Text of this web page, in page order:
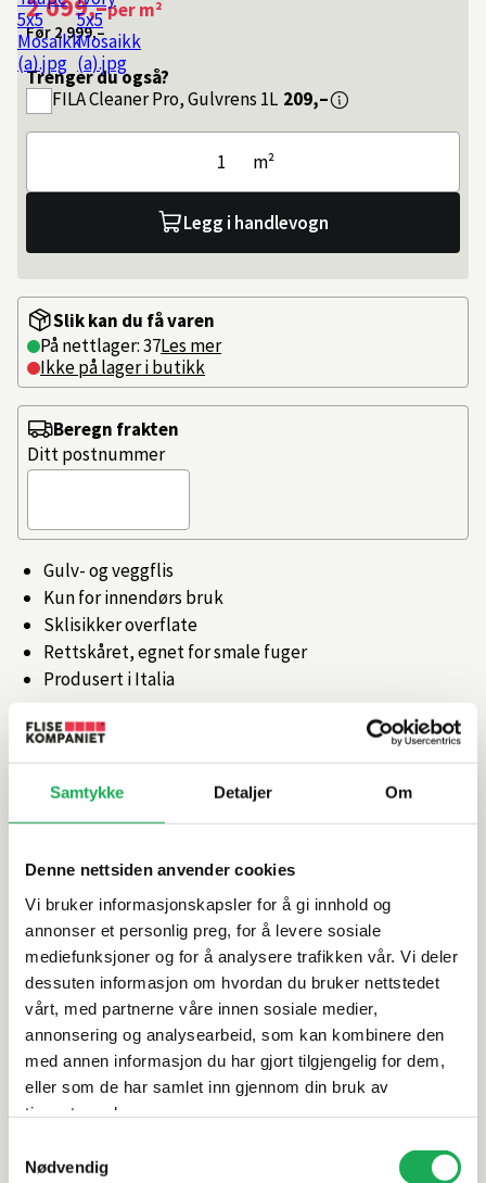
Samtykke Detaljer Om
Denne nettsiden anvender cookies
Vi bruker informasjonskapsler for å gi innhold og
annonser et personlig preg, for å levere sosiale
mediefunksjoner og for å analysere trafikken vår. Vi deler
dessuten informasjon om hvordan du bruker nettstedet
vårt, med partnerne våre innen sosiale medier,
annonsering og analysearbeid, som kan kombinere den
med annen informasjon du har gjort tilgjengelig for dem,
eller som de har samlet inn gjennom din bruk av
tjenestene deres.
Nødvendig
2 099,–per m²
Før 2 999,–
Trenger du også?
FILACleaner Pro, Gulvrens 1L 209,–
m²
Legg i handlevogn
Slik kan du få varen
På nettlager: 37Les mer
Ikke på lager i butikk
Gulv- og veggflis
Kun for innendørs bruk
Sklisikker overflate
Rettskåret, egnet for smale fuger
Produsert i Italia
Artikkelnr.101465410
Beregn frakten
Ditt postnummer
Produktinformasjon
Spesifikasjoner
Rengjøring og vedlikehold
Leveringsinformasjon
Dokumentasjon
Alternative produkter